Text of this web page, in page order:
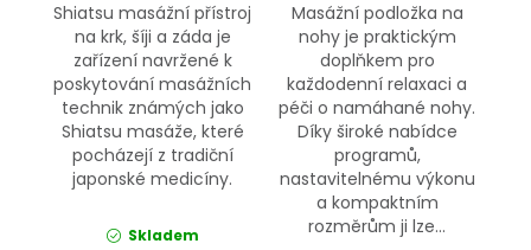
Shiatsu masážní přístroj
na krk, šíji a záda je
zařízení navržené k
poskytování masážních
technik známých jako
Shiatsu masáže, které
pocházejí z tradiční
japonské medicíny.
Skladem
Masážní podložka na
nohy je praktickým
doplňkem pro
každodenní relaxaci a
péči o namáhané nohy.
Díky široké nabídce
programů,
nastavitelnému výkonu
a kompaktním
rozměrům ji lze...